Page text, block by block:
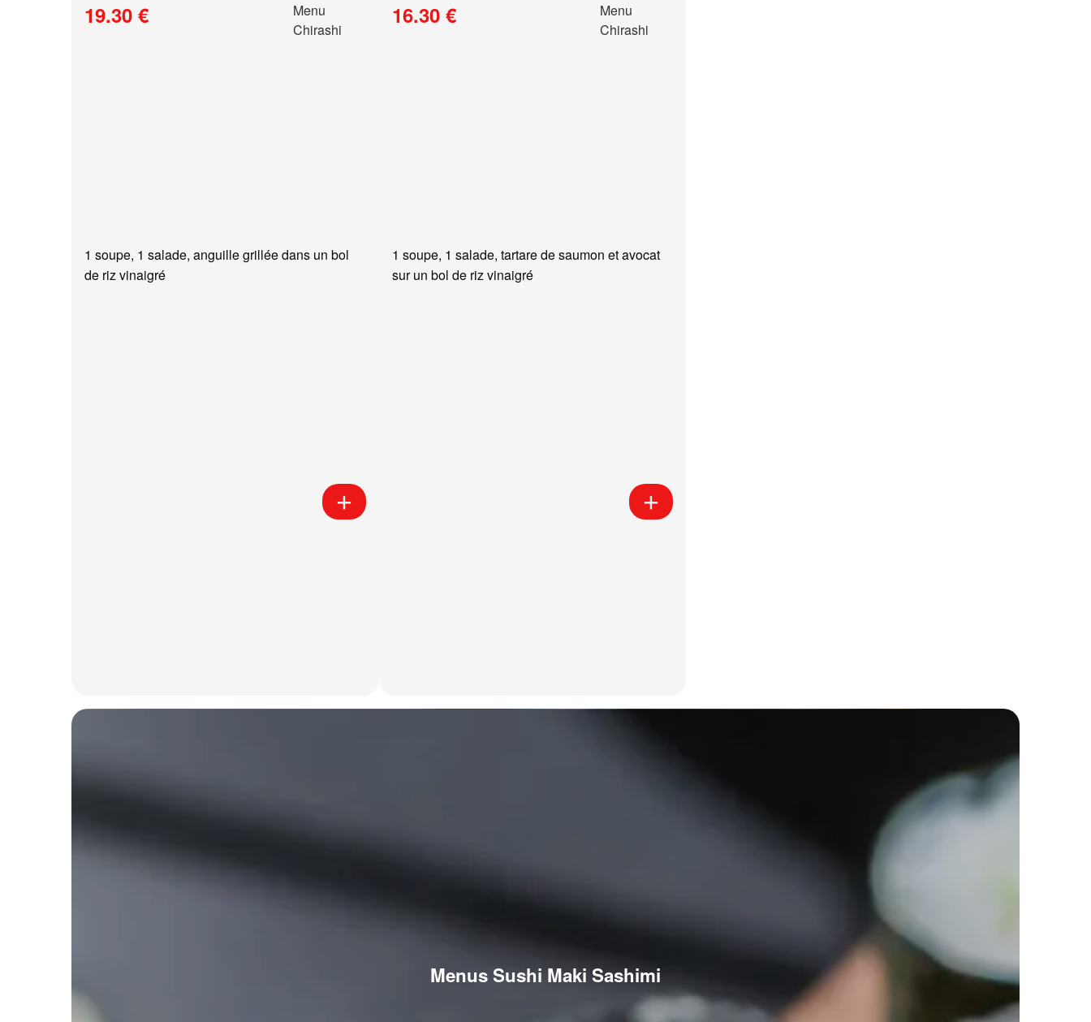
19.30 €
1 soupe, 1 salade, anguille grillée dans un bol
de riz vinaigré
16.30 €
1 soupe, 1 salade, tartare de saumon et avocat
sur un bol de riz vinaigré
Menus Sushi Maki Sashimi